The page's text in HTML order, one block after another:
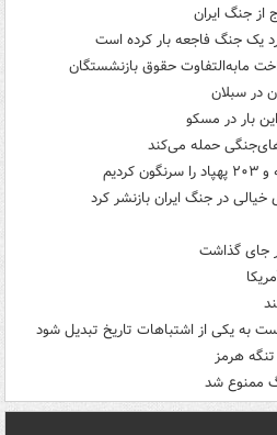
از جنگ ایران
یک جنگ فاجعه بار کرده است
مابه‌التفاوت حقوق بازنشستگان
در سبلان
بار در مسکو
خیالی در جنگ ایران بازنشر کرد
به یکی از اشتباهات تاریخ تبدیل شود
هرمز
ممنوع شد